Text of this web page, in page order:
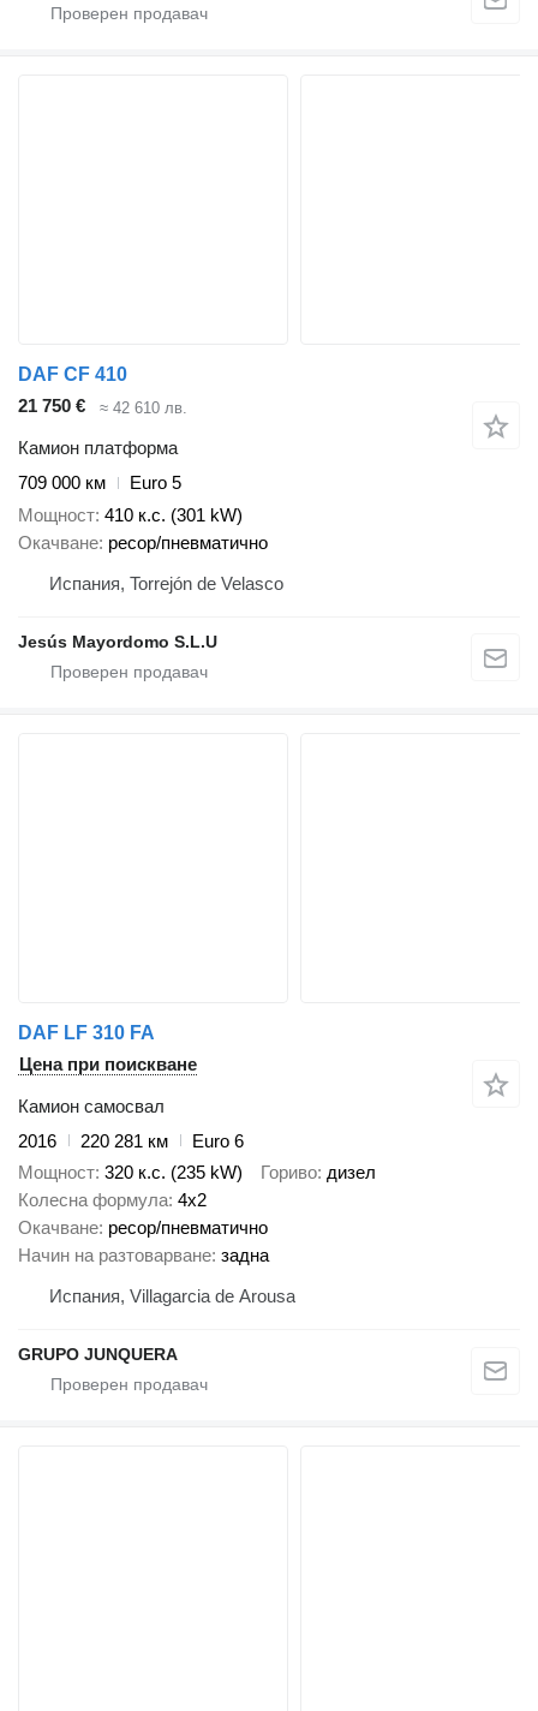
DAF CF 410
21 750 €
≈ 42 610 лв.
Камион платформа
709 000 км
Euro 5
Мощност 410 к.с. (301 kW)
Окачване ресор/пневматично
Испания, Torrejón de Velasco
Jesús Mayordomo S.L.U
DAF LF 310 FA
Цена при поискване
Камион самосвал
2016
220 281 км
Euro 6
Мощност 320 к.с. (235 kW) Гориво дизел
Колесна формула 4x2
Окачване ресор/пневматично
Начин на разтоварване задна
Испания, Villagarcia de Arousa
GRUPO JUNQUERA